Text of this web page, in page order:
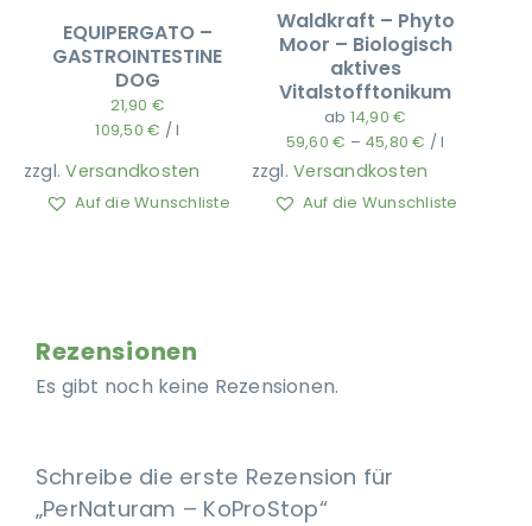
EQUIPERGATO –
GASTROINTESTINE
DOG
21,90 €
109,50€ /l
zzgl.Versandkosten
Auf die Wunschliste
Waldkraft – Phyto
Moor – Biologisch
aktives
Vitalstofftonikum
ab 14,90€
59,60€ – 45,80€ /l
zzgl.Versandkosten
Auf die Wunschliste
Rezensionen
Es gibt noch keine Rezensionen.
Schreibe die erste Rezension für
„PerNaturam – KoProStop“